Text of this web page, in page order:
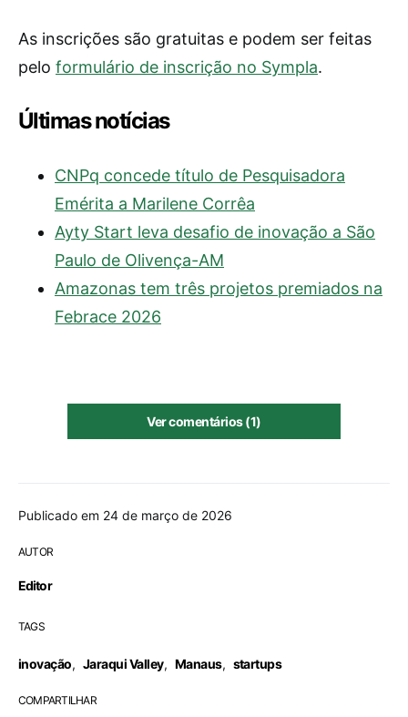
Publicado em 24 de março de 2026
AUTOR
Editor
TAGS
inovação, Jaraqui Valley, Manaus, startups
COMPARTILHAR
As inscrições são gratuitas e podem ser feitas
pelo formulário de inscrição no Sympla.
Últimas notícias
CNPq concede título de Pesquisadora
Emérita a Marilene Corrêa
Ayty Start leva desafio de inovação a São
Paulo de Olivença-AM
Amazonas tem três projetos premiados na
Febrace 2026
Ver comentários (1)